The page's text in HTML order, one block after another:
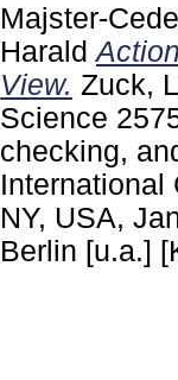
Majster-
Harald
View. Zuck,
Science
checking,
International
NY, USA,
Berlin [u.a.]